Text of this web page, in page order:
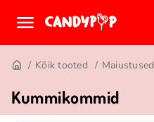
Kõik tooted Maiustused
Kummikommid